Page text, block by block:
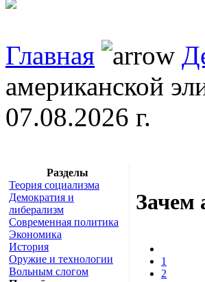
Главная
американской
07.08.2026 г.
Разделы
Теория социализма
Демократия и
либерализм
Современная политика
Экономика
История
Оружие и технологии
Вольным слогом
Зачем
1
2